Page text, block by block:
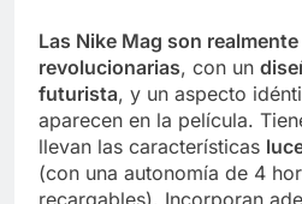
Las Nike Mag son
revolucionarias, con un
futurista, y un aspecto
aparecen en la película.
llevan las características
(con una autonomía de 4